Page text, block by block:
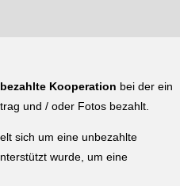
bezahlte Kooperation bei der ein
und / oder Fotos bezahlt.
sich um eine unbezahlte
wurde, um eine